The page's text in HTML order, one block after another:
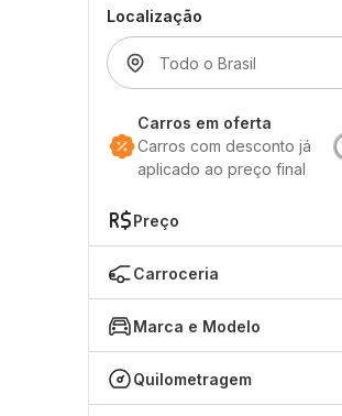
Localização
Carros em oferta
Carros com desconto já
aplicado ao preço final
Preço
Carroceria
Marca e Modelo
Quilometragem